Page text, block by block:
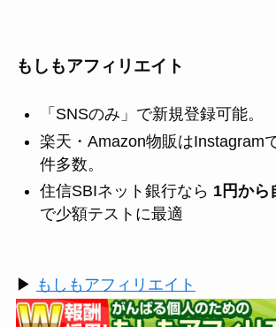
もしもアフィリエイト
「SNSのみ」で新規登録可能。
楽天・Amazon物販はInstagram
件多数。
住信SBIネット銀行なら 1円から
で少額テストに最適
▶ もしもアフィリエイト